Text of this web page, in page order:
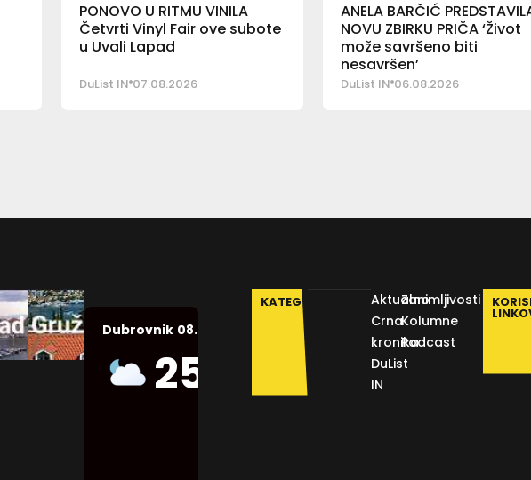
PONOVO U RITMU VINILA
Četvrti Vinyl Fair ove subote
u Uvali Lapad
DuList IN 07.08.2026
ANELA BARČIĆ
NOVU ZBIRKU PRIČA ‘Život
može savršeno biti
nesavršen’
DuList IN 06.08.2026
Dubrovnik 08.08.2026.
25
Humidity:
KATEGORIJE
Aktualno
Crna
kronika
DuList
IN
Zanimljivosti
Kolumne
Podcast